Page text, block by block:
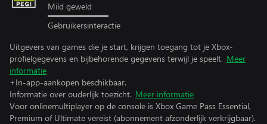
Mild geweld
Gebruikersinteractie
Uitgevers van games die je start, krijgen toegang tot je Xbox-
profielgegevens en bijbehorende gegevens terwijl je speelt. Meer
informatie
+In-app-aankopen beschikbaar.
Informatie over ouderlijk toezicht. Meer informatie
Voor onlinemultiplayer op de console is Xbox Game Pass Essential,
Premium of Ultimate vereist (abonnement afzonderlijk verkrijgbaar).